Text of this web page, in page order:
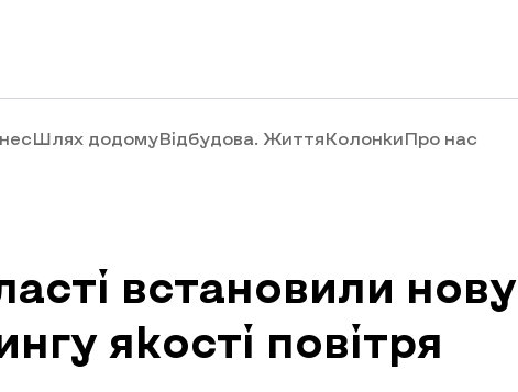
Шлях додомуВідбудова. ЖиттяКолонкиПро нас
встановили нову
якості повітря